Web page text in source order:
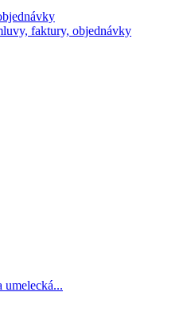
faktury, objednávky
umelecká...